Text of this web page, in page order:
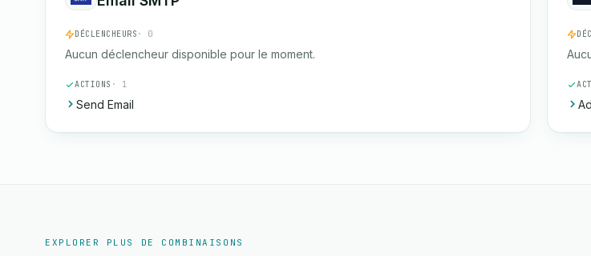
DÉCLENCHEURS · 0
Aucun déclencheur disponible pour le moment.
ACTIONS · 1
Send Email
EXPLORER PLUS DE COMBINAISONS